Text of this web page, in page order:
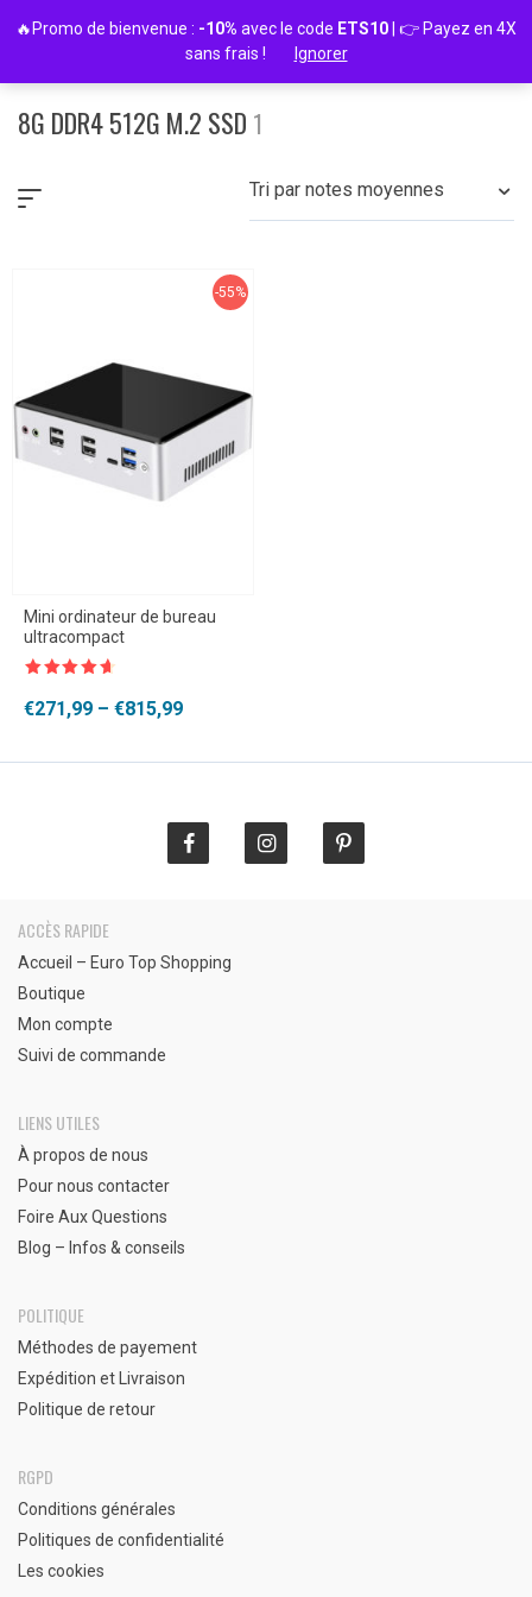
8G DDR4 512G M.2 SSD 1
Tri par notes moyennes
-55%
Mini ordinateur de bureau
ultracompact
€271,99 – €815,99
Plage
ACCÈS RAPIDE
Accueil – Euro Top Shopping
Boutique
Mon compte
Suivi de commande
LIENS UTILES
À propos de nous
Pour nous contacter
Foire Aux Questions
Blog – Infos & conseils
POLITIQUE
Méthodes de payement
Expédition et Livraison
Politique de retour
RGPD
Conditions générales
Politiques de confidentialité
Les cookies
🔥Promo de bienvenue : -10% avec le code ETS10 | 👉 Payez en 4X
sans frais !
Ignorer